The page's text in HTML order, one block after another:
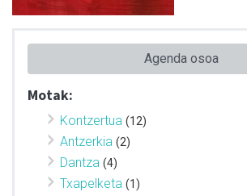
Agenda osoa
Motak:
Kontzertua (12)
Antzerkia (2)
Dantza (4)
Txapelketa (1)